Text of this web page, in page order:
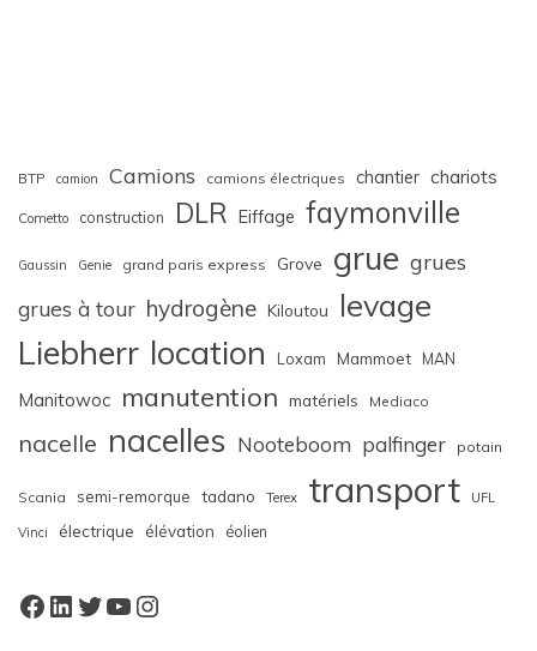
BTP camion Camions camions électriques chantier chariots
Cometto construction DLR Eiffage faymonville
Gaussin Genie grand paris express Grove grue grues
grues à tour hydrogène Kiloutou levage
Liebherr location Loxam Mammoet MAN
Manitowoc manutention matériels Mediaco
nacelle nacelles Nooteboom palfinger potain
Scania semi-remorque tadano Terex transport UFL
Vinci électrique élévation éolien
Facebook
LinkedIn
Twitter
YouTube
Instagram